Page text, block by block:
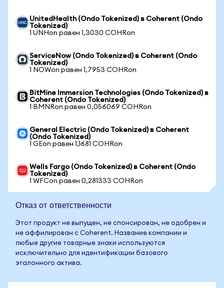
UnitedHealth (Ondo Tokenized) в Coherent (Ondo
Tokenized)
1 UNHon равен 1,3030 COHRon
ServiceNow (Ondo Tokenized) в Coherent (Ondo
Tokenized)
1 NOWon равен 1,7953 COHRon
BitMine Immersion Technologies (Ondo Tokenized) в
Coherent (Ondo Tokenized)
1 BMNRon равен 0,056069 COHRon
General Electric (Ondo Tokenized) в Coherent
(Ondo Tokenized)
1 GEon равен 1,1681 COHRon
Wells Fargo (Ondo Tokenized) в Coherent (Ondo
Tokenized)
1 WFCon равен 0,281333 COHRon
Отказ от ответственности
Этот продукт не выпущен, не спонсирован, не одобрен и
не аффилирован с Coherent. Название компании и
любые другие товарные знаки используются
исключительно для идентификации базового
эталонного актива.